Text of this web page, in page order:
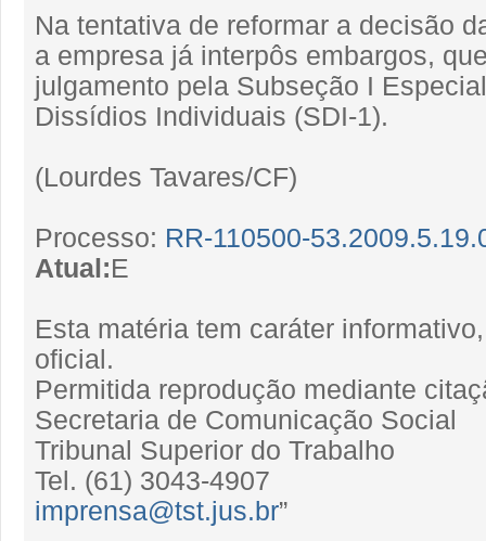
Na tentativa de reformar a decisão
a empresa já interpôs embargos,
julgamento pela Subseção I
Dissídios Individuais (SDI-1).
(Lourdes Tavares/CF)
Processo: RR-110500-
Atual:E
Esta matéria tem caráter
oficial.
Permitida reprodução mediante
Secretaria de Comunicação Social
Tribunal Superior do Trabalho
Tel. (61) 3043-4907
imprensa@tst.jus.br”